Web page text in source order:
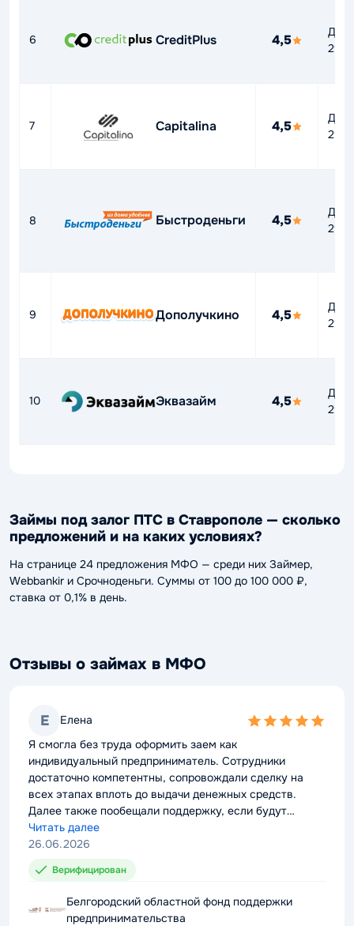
6 CreditPlus 4,5
До
7 Capitalina 4,5
До
8 Быстроденьги 4,5
До
9 Дополучкино 4,5
До
10 Эквазайм 4,5
До
Займы под залог ПТС в Ставрополе — сколько
предложений и на каких условиях?
На странице 24 предложения МФО — среди них Займер,
Webbankir и Срочноденьги. Суммы от 100 до 100 000 ₽,
ставка от 0,1% в день.
Отзывы о займах в МФО
Е Елена
5,0
Я смогла без труда оформить заем как
индивидуальный предприниматель. Сотрудники
достаточно компетентны, сопровождали сделку на
всех этапах вплоть до выдачи денежных средств.
Далее также пообещали поддержку, если будут
проблемы с выплатой долга. Можно смело
рекомендовать компанию к сотрудничеству.
Читать далее
26.06.2026
Верифицирован
Белгородский областной фонд поддержки
предпринимательства